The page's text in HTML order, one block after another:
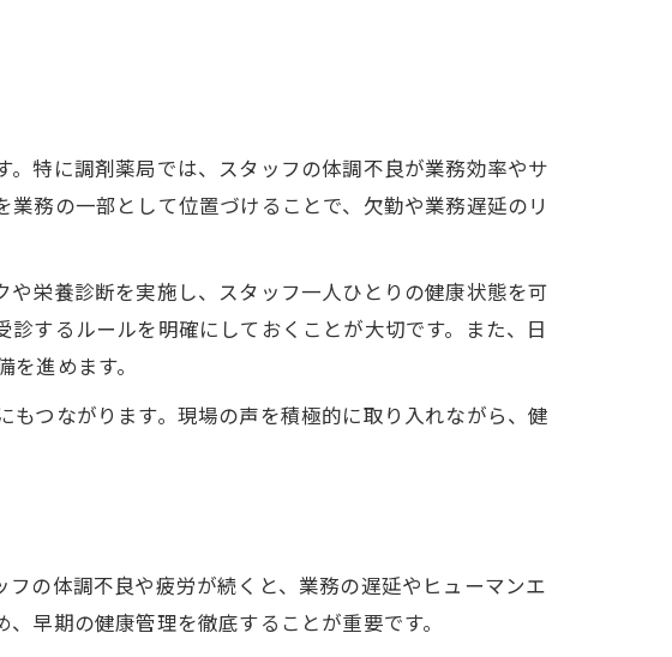
特に調剤薬局では、スタッフの体調不良が業務効率やサ
務の一部として位置づけることで、欠勤や業務遅延のリ
栄養診断を実施し、スタッフ一人ひとりの健康状態を可
するルールを明確にしておくことが大切です。また、日
進めます。
つながります。現場の声を積極的に取り入れながら、健
の体調不良や疲労が続くと、業務の遅延やヒューマンエ
早期の健康管理を徹底することが重要です。